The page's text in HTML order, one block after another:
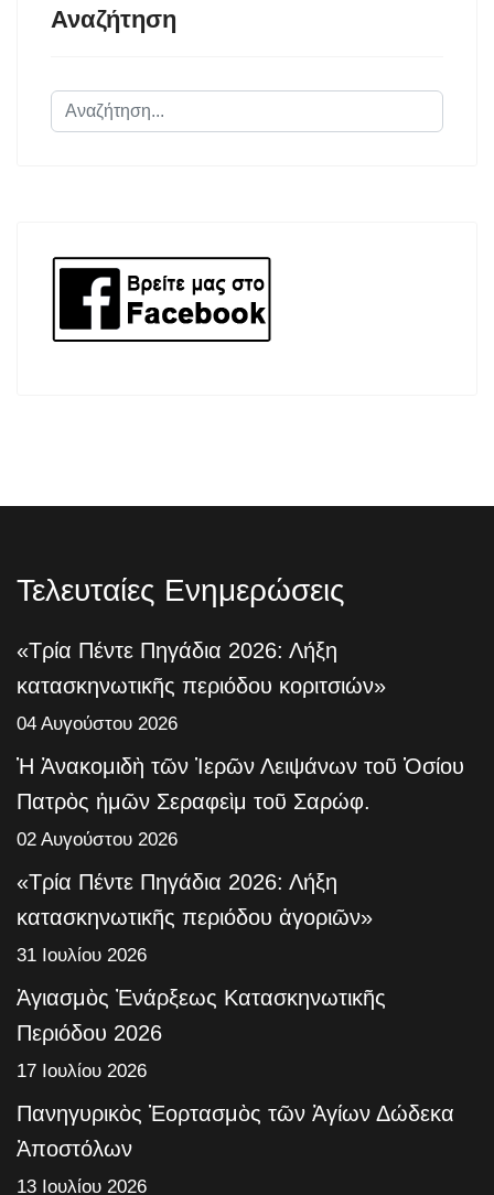
Αναζήτηση
Αναζήτηση...
Τελευταίες Ενημερώσεις
«Τρία Πέντε Πηγάδια 2026: Λήξη
κατασκηνωτικῆς περιόδου κοριτσιών»
04 Αυγούστου 2026
Ἡ Ἀνακομιδὴ τῶν Ἱερῶν Λειψάνων τοῦ Ὁσίου
Πατρὸς ἡμῶν Σεραφεὶμ τοῦ Σαρώφ.
02 Αυγούστου 2026
«Τρία Πέντε Πηγάδια 2026: Λήξη
κατασκηνωτικῆς περιόδου ἀγοριῶν»
31 Ιουλίου 2026
Ἁγιασμὸς Ἐνάρξεως Κατασκηνωτικῆς
Περιόδου 2026
17 Ιουλίου 2026
Πανηγυρικὸς Ἑορτασμὸς τῶν Ἁγίων Δώδεκα
Ἀποστόλων
13 Ιουλίου 2026